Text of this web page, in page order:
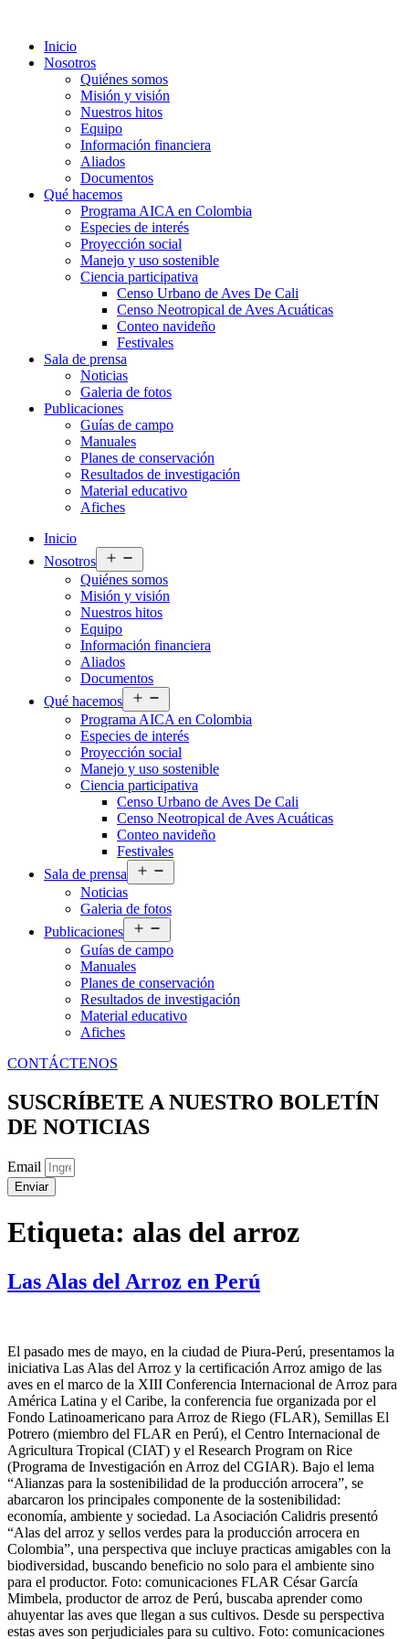
Inicio
Nosotros
Quiénes somos
Misión y visión
Nuestros hitos
Equipo
Información financiera
Aliados
Documentos
Qué hacemos
Programa AICA en Colombia
Especies de interés
Proyección social
Manejo y uso sostenible
Ciencia participativa
Censo Urbano de Aves De Cali
Censo Neotropical de Aves Acuáticas
Conteo navideño
Festivales
Sala de prensa
Noticias
Galeria de fotos
Publicaciones
Guías de campo
Manuales
Planes de conservación
Resultados de investigación
Material educativo
Afiches
Inicio
Nosotros
el
menú
Quiénes somos
Misión y visión
Nuestros hitos
Equipo
Información financiera
Aliados
Documentos
Qué hacemos
el
menú
Programa AICA en Colombia
Especies de interés
Proyección social
Manejo y uso sostenible
Ciencia participativa
Censo Urbano de Aves De Cali
Censo Neotropical de Aves Acuáticas
Conteo navideño
Festivales
Sala de prensa
el
Noticias
Galeria de fotos
Publicaciones
el
menú
Guías de campo
Manuales
Planes de conservación
Resultados de investigación
Material educativo
Afiches
CONTÁCTENOS
SUSCRÍBETE A NUESTRO BOLETÍN
DE NOTICIAS
Email
Enviar
Etiqueta: alas del arroz
Las Alas del Arroz en Perú
El pasado mes de mayo, en la ciudad de Piura-Perú, presentamos la
iniciativa Las Alas del Arroz y la certificación Arroz amigo de las
aves en el marco de la XIII Conferencia Internacional de Arroz para
América Latina y el Caribe, la conferencia fue organizada por el
Fondo Latinoamericano para Arroz de Riego (FLAR), Semillas El
Potrero (miembro del FLAR en Perú), el Centro Internacional de
Agricultura Tropical (CIAT) y el Research Program on Rice
(Programa de Investigación en Arroz del CGIAR). Bajo el lema
“Alianzas para la sostenibilidad de la producción arrocera”, se
abarcaron los principales componente de la sostenibilidad:
economía, ambiente y sociedad. La Asociación Calidris presentó
“Alas del arroz y sellos verdes para la producción arrocera en
Colombia”, una perspectiva que incluye practicas amigables con la
biodiversidad, buscando beneficio no solo para el ambiente sino
para el productor. Foto: comunicaciones FLAR César García
Mimbela, productor de arroz de Perú, buscaba aprender como
ahuyentar las aves que llegan a sus cultivos. Desde su perspectiva
estas aves son perjudiciales para su cultivo. Foto: comunicaciones